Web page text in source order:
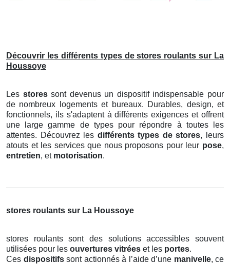
Découvrir les différents types de stores roulants sur La
Houssoye
Les storessont devenus un dispositif indispensable pour
de nombreux logements et bureaux. Durables, design, et
fonctionnels, ils s'adaptent à différents exigences et offrent
une large gamme de types pour répondre à toutes les
attentes. Découvrez les différents types de stores, leurs
atouts et les services que nous proposons pour leur pose,
entretien, et motorisation.
stores roulants sur La Houssoye
stores roulants sont des solutions accessibles souvent
utilisées pour les ouvertures vitrées et les portes.
Ces dispositifssont actionnés à l’aide d’une manivelle, ce